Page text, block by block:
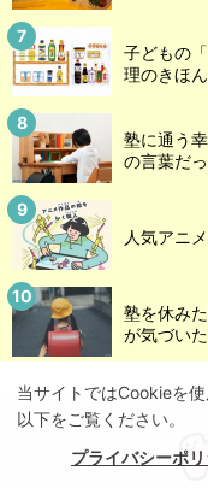
当サイトではCookieを
以下をご覧ください。
プライバシーポ
子どもの
理のきほん
塾に通う
の言葉だ
人気アニ
塾を休み
が気づい